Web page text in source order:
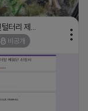
비공개